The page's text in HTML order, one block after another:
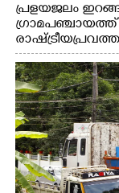
പ്രളയജലം
അടിഞ്ഞ് കൂടിയ
നീക്കം ചെയ്യുന്നു.